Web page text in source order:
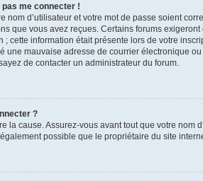
me connecter !
nom d’utilisateur et votre mot de passe soient
que vous avez reçues. Certains forums
; cette information était présente lors de votre
une mauvaise adresse de courrier électronique
de contacter un administrateur du forum.
?
la cause. Assurez-vous avant tout que votre
possible que le propriétaire du site